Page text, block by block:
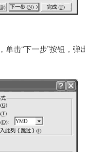
击“下一步”按钮，弹